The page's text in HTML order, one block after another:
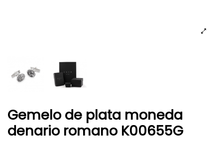
Gemelo de plata moneda
denario romano K00655G